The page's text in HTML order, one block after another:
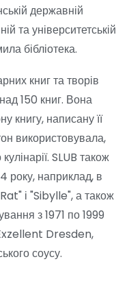
державній
та університетській
бібліотека.
книг та творів
150 книг. Вона
книгу, написану її
використовувала,
SLUB також
року, наприклад, в
і "Sibylle", а також
з 1971 по 1999
Dresden,
соусу.